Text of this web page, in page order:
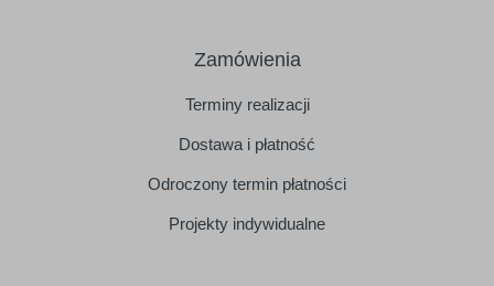
Zamówienia
Terminy realizacji
Dostawa i płatność
Odroczony termin płatności
Projekty indywidualne